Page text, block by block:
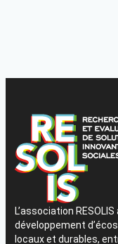
L’association
développement
locaux et durables,